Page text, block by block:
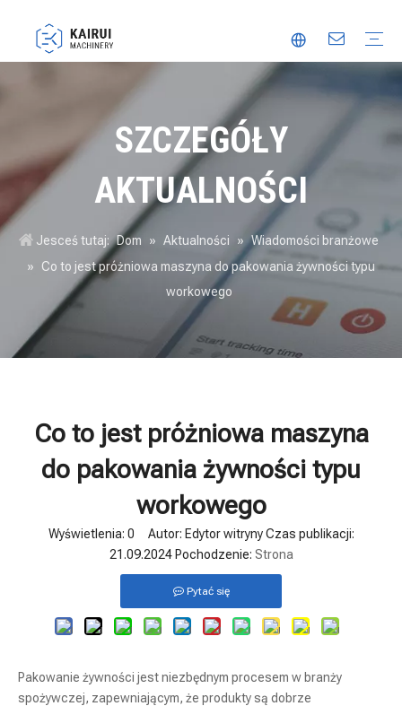
SZCZEGÓŁY
AKTUALNOŚCI
Jesceś tutaj: Dom » Aktualności » Wiadomości branżowe
»
Co to jest próżniowa maszyna do pakowania żywności typu
workowego
Co to jest próżniowa maszyna
do pakowania żywności typu
workowego
Wyświetlenia: 0 Autor: Edytor witryny Czas publikacji:
21.09.2024 Pochodzenie: Strona
Pytać się
Pakowanie żywności jest niezbędnym procesem w branży
spożywczej, zapewniającym, że produkty są dobrze